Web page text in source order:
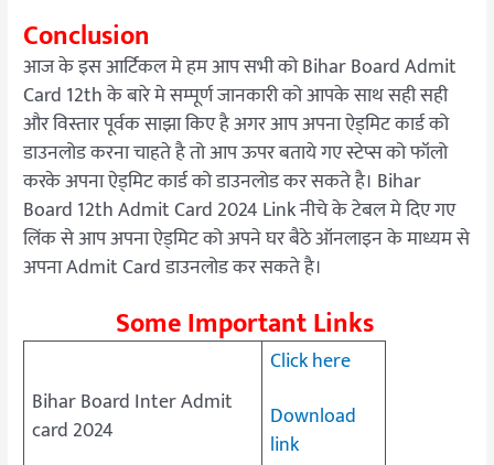
Conclusion
आज के इस आर्टिकल मे हम आप सभी को Bihar Board Admit
Card 12th के बारे मे सम्पूर्ण जानकारी को आपके साथ सही सही
और विस्तार पूर्वक साझा किए है अगर आप अपना ऐड्मिट कार्ड को
डाउनलोड करना चाहते है तो आप ऊपर बताये गए स्टेप्स को फॉलो
करके अपना ऐड्मिट कार्ड को डाउनलोड कर सकते है। Bihar
Board 12th Admit Card 2024 Link नीचे के टेबल मे दिए गए
लिंक से आप अपना ऐड्मिट को अपने घर बैठे ऑनलाइन के माध्यम से
अपना Admit Card डाउनलोड कर सकते है।
Some Important Links
Bihar Board Inter Admit
card 2024
Click here
Download
link